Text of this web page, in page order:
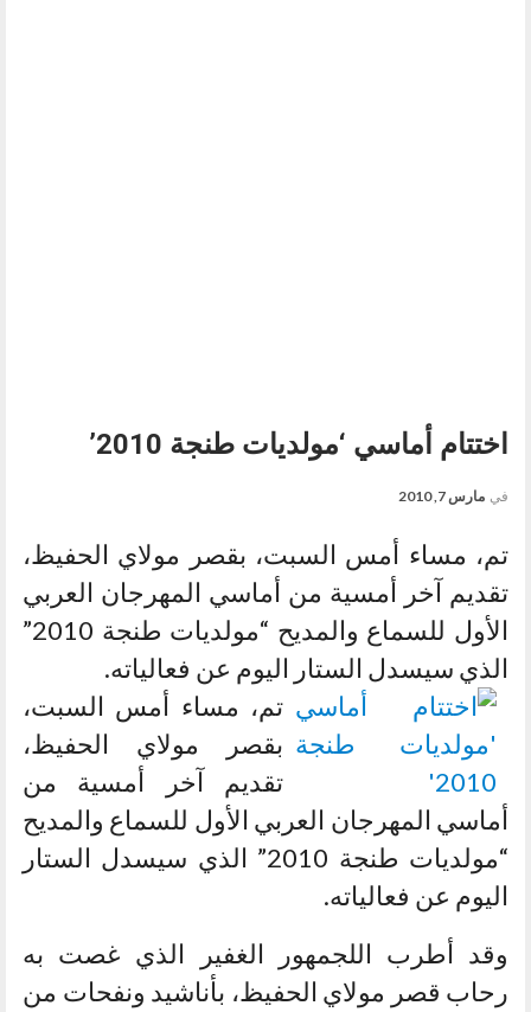
اختتام أماسي ‘مولديات طنجة 2010’
في مارس 7, 2010
تم، مساء أمس السبت، بقصر مولاي الحفيظ،
تقديم آخر أمسية من أماسي المهرجان العربي
الأول للسماع والمديح “مولديات طنجة 2010”
الذي سيسدل الستار اليوم عن فعالياته.
تم، مساء أمس السبت،
بقصر مولاي الحفيظ،
تقديم آخر أمسية من
أماسي المهرجان العربي الأول للسماع والمديح
“مولديات طنجة 2010” الذي سيسدل الستار
اليوم عن فعالياته.
وقد أطرب اللجمهور الغفير الذي غصت به
رحاب قصر مولاي الحفيظ، بأناشيد ونفحات من